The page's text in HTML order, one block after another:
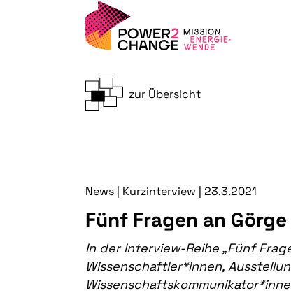
zur Übersicht
News Kurzinterview | 23.3.2021
Fünf Fragen an
In der Interview-Reihe „Fünf
Wissenschaftler*innen,